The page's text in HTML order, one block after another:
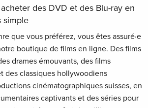
des DVD et des Blu-ray en
simple
que vous préférez, vous êtes assuré·e
boutique de films en ligne. Des films
drames émouvants, des films
des classiques hollywoodiens
cinématographiques suisses, en
captivants et des séries pour